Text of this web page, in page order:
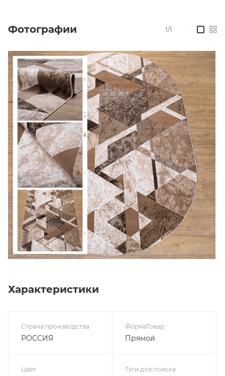
Фотографии 1/1
Характеристики
Страна производства
РОССИЯ
ФормаТовар
Прямой
Цвет Тэги для поиска